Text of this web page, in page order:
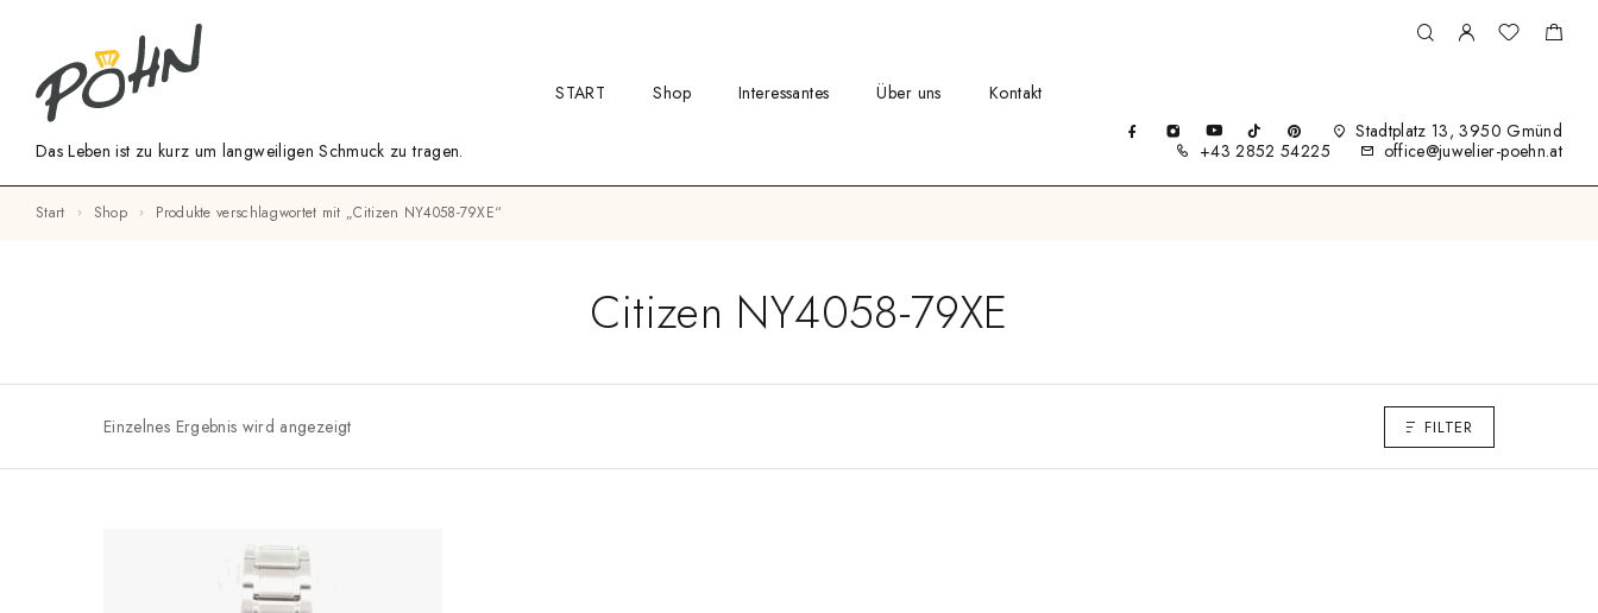
Das Leben ist zu kurz um langweiligen Schmuck zu tragen.
START Shop Interessantes Über uns
Kontakt
Stadtplatz 13, 3950 Gmünd
+43 2852 54225
office@juwelier-poehn.at
Start Shop Produkte verschlagwortet mit „Citizen NY4058-79XE“
Citizen NY4058-79XE
Einzelnes Ergebnis wird angezeigt FILTER